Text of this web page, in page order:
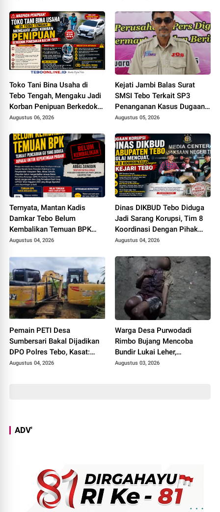
Toko Tani Bina Usaha di
Tebo Tengah, Mengaku Jadi
Korban Penipuan Berkedok
Pemesanan Racun Tikus
Augustus 06, 2026
Kejati Jambi Balas Surat
SMSI Tebo Terkait SP3
Penanganan Kasus Dugaan
Korupsi di DPUPR Tebo Rp
Augustus 05, 2026
Ternyata, Mantan Kadis
Damkar Tebo Belum
Kembalikan Temuan BPK
Terkait Pencairan GU yang
Kepentingan Pribadi
Augustus 04, 2026
Dinas DIKBUD Tebo Diduga
Jadi Sarang Korupsi, Tim 8
Koordinasi Dengan Pihak
Kejari Tebo
Augustus 04, 2026
Pemain PETI Desa
Sumbersari Bakal Dijadikan
DPO Polres Tebo, Kasat:
Karena Tak Pernah Penuhi
Augustus 04, 2026
Warga Desa Purwodadi
Rimbo Bujang Mencoba
Bundir Lukai Leher,
Sebelumnya Pernah Potong
Augustus 03, 2026
ADV'